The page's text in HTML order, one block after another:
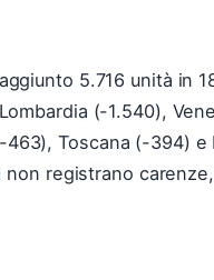
5.716 unità in
(-1.540),
Toscana (-394) e
registrano